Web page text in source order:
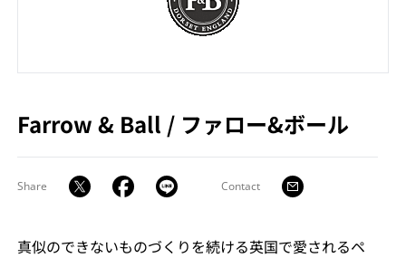
Farrow & Ball / ファロー&ボール
Share Contact
真似のできないものづくりを続ける英国で愛されるペ